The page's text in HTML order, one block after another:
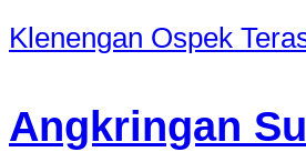
Klenengan Ospek
Angkringan